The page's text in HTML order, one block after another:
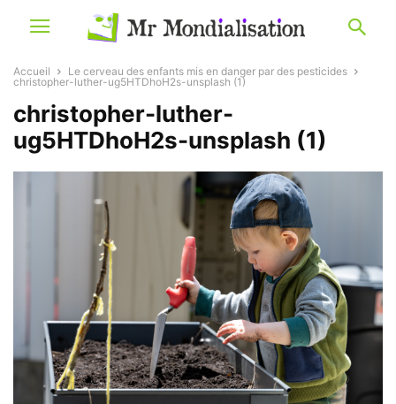
Accueil
Le cerveau des enfants mis en danger par des pesticides
christopher-luther-ug5HTDhoH2s-unsplash (1)
christopher-luther-
ug5HTDhoH2s-unsplash (1)